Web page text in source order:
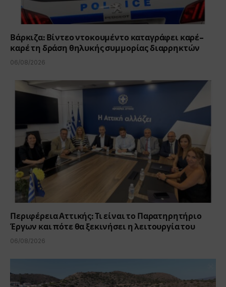
Βάρκιζα: Βίντεο ντοκουμέντο καταγράφει καρέ-
καρέ τη δράση θηλυκής συμμορίας διαρρηκτών
06/08/2026
Περιφέρεια Αττικής: Τι είναι το Παρατηρητήριο
Έργων και πότε θα ξεκινήσει η λειτουργία του
06/08/2026